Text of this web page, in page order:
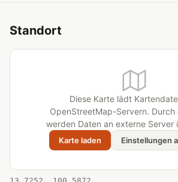
Standort
Diese Karte lädt
OpenStreetMap-Servern. Durch
werden Daten an externe Server
Karte laden Einstellungen